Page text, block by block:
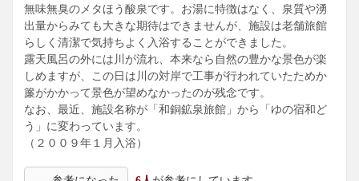
無味無臭のメタほう酸泉です。お湯に特徴はなく、泉質や湧
出量からみても大きな期待はできませんが、施設は老舗旅館
らしく清潔で気持ちよく入浴することができました。
露天風呂の外には川が流れ、本来なら自然の豊かな景色が楽
しめますが、この日は川の対岸で工事が行われていたためか
簾がかかって景色が望めなかったのが残念です。
なお、最近、施設名称が「和銅鉱泉旅館」から「ゆの宿和ど
う」に変わっています。
（２００９年１月入浴）